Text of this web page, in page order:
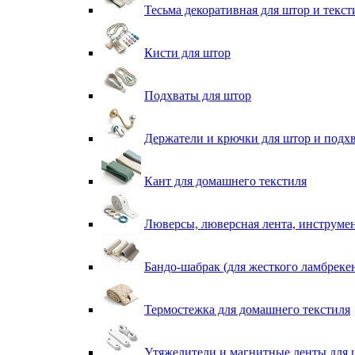
Тесьма декоративная для штор и
Кисти для штор
Подхваты для штор
Держатели и крючки для штор и
Кант для домашнего текстиля
Люверсы, люверсная лента,
Бандо-шабрак (для жесткого
Термостежка для домашнего текстиля
Утяжелители и магнитные ленты для